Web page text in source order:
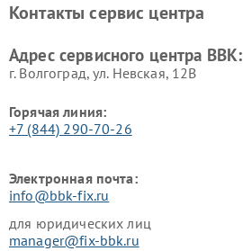
Ремонт винных шкафов BBK
Контакты сервис центра
Адрес сервисного центра BBK:
г. Волгоград, ул. Невская, 12В
Горячая линия:
+7 (844) 290-70-26
Электронная почта:
info@bbk-fix.ru
для юридических лиц
manager@fix-bbk.ru